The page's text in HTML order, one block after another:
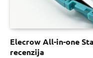
Elecrow All-in-one
recenzija